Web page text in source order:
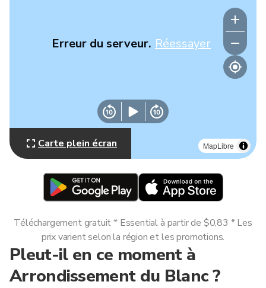
MapLibre
Erreur du serveur. Réessayer
Carte plein écran
Pleut-il en ce moment à
Arrondissement du Blanc ?
Téléchargement gratuit * Essential à partir de $0,83 * Les
prix varient selon la région et les promotions.